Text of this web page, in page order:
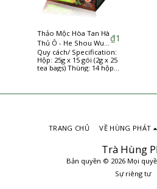
Thảo Mộc Hòa Tan Hà
Thủ Ô - He Shou Wu
instant herbs
₫1
Quy cách/ Specification:
Hộp: 25g x 15 gói (2g x 25
tea bags) Thùng: 14 hộp
Trà Hùng
Bản quyền © 2026 Mọi
Sự riêng tư
TRANG CHỦ VỀ HÙNG PHÁT